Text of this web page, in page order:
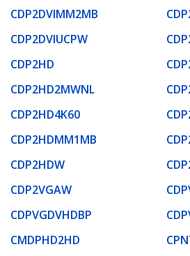
CDP2DVIMM2MB
CDP2DVIUCPW
CDP2HD
CDP2HD2MWNL
CDP2HD4K60
CDP2HDMM1MB
CDP2HDW
CDP2VGAW
CDPVGDVHDBP
CMDPHD2HD